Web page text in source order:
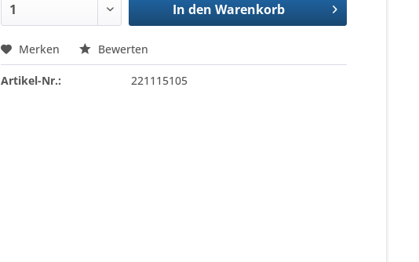
In den Warenkorb
Merken Bewerten
Artikel-Nr.: 221115105